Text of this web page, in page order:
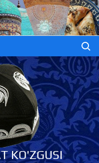
KO'ZGUSI